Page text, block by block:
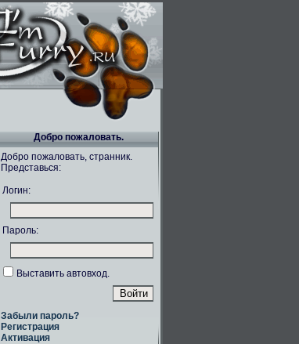
Добро пожаловать.
Добро пожаловать, странник.
Представься:
Логин:
Пароль:
Выставить автовход.
Забыли пароль?
Регистрация
Активация